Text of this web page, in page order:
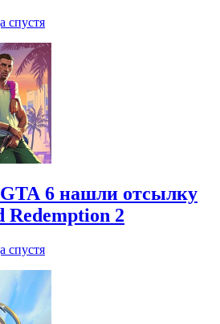
спустя
6 нашли отсылку
Redemption 2
спустя